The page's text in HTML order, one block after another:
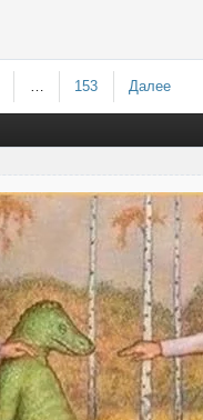
153 Далее